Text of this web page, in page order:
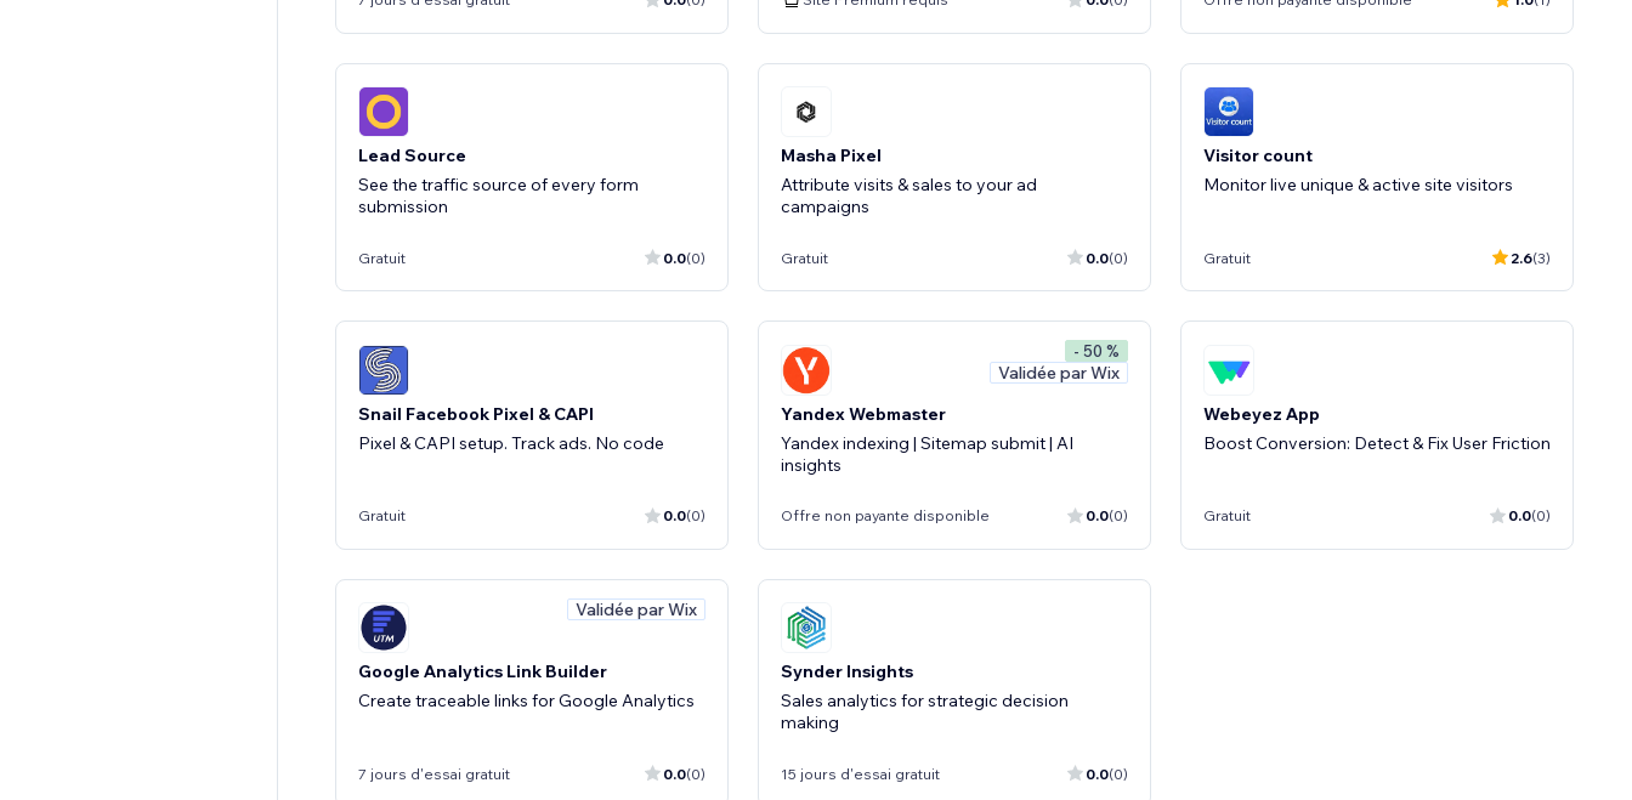
Lead Source
See the traffic source of every form
submission
Gratuit 0.0(0)
Masha Pixel
Attribute visits & sales to your ad
campaigns
Gratuit 0.0(0)
Visitor count
Monitor live unique & active site visitors
Gratuit 2.6(3)
Snail Facebook Pixel & CAPI
Pixel & CAPI setup. Track ads. No code
Gratuit 0.0(0)
- 50 %
Validée par Wix
Yandex Webmaster
Yandex indexing | Sitemap submit | AI
insights
Offre non payante disponible 0.0(0)
Webeyez App
Boost Conversion: Detect & Fix User Friction
Gratuit 0.0(0)
Validée par Wix
Google Analytics Link Builder
Create traceable links for Google Analytics
7 jours d'essai gratuit 0.0(0)
Synder Insights
Sales analytics for strategic decision
making
15 jours d'essai gratuit 0.0(0)